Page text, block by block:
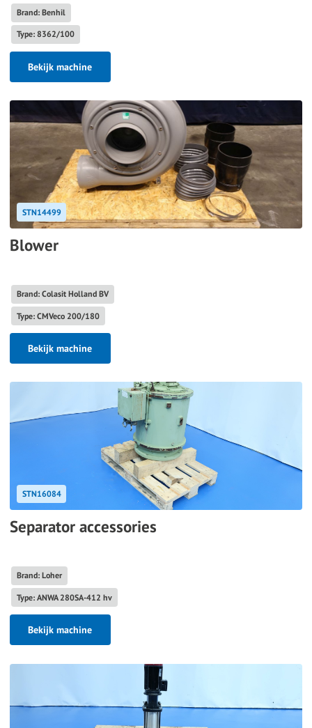
Brand: Benhil
Type: 8362/100
Bekijk machine
STN14499
Blower
Brand: Colasit Holland BV
Type: CMVeco 200/180
Bekijk machine
STN16084
Separator accessories
Brand: Loher
Type: ANWA 280SA-412 hv
Bekijk machine